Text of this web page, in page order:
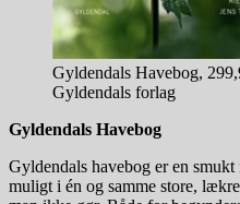
Gyldendals Havebog,
Gyldendals forlag
Gyldendals Havebog
Gyldendals havebog er en
muligt i én og samme store,